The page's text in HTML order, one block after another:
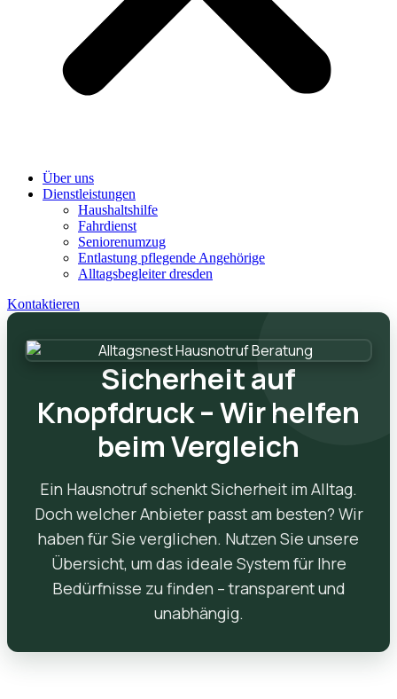
Über uns
Dienstleistungen
Haushaltshilfe
Fahrdienst
Seniorenumzug
Entlastung pflegende Angehörige
Alltagsbegleiter dresden
Kontaktieren
Sicherheit auf
Knopfdruck – Wir helfen
beim Vergleich
Ein Hausnotruf schenkt Sicherheit im Alltag.
Doch welcher Anbieter passt am besten? Wir
haben für Sie verglichen. Nutzen Sie unsere
Übersicht, um das ideale System für Ihre
Bedürfnisse zu finden – transparent und
unabhängig.